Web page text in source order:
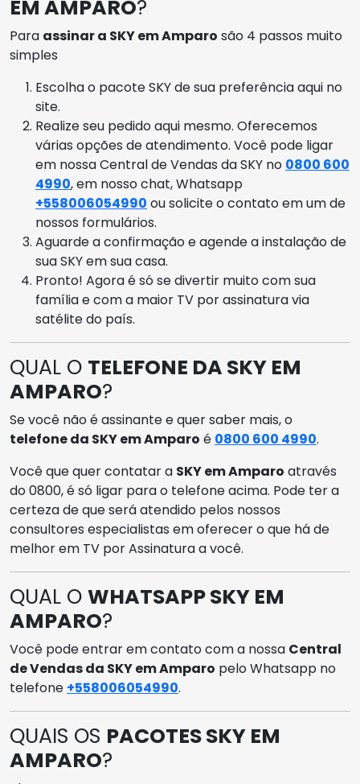
EM AMPARO?
Para assinar a SKY em Amparo são 4 passos muito
simples
Escolha o pacote SKY de sua preferência aqui no
site.
Realize seu pedido aqui mesmo. Oferecemos
várias opções de atendimento. Você pode ligar
em nossa Central de Vendas da SKY no 0800 600
4990, em nosso chat, Whatsapp
+558006054990 ou solicite o contato em um de
nossos formulários.
Aguarde a confirmação e agende a instalação de
sua SKY em sua casa.
Pronto! Agora é só se divertir muito com sua
família e com a maior TV por assinatura via
satélite do país.
QUAL O TELEFONE DA SKY EM
AMPARO?
Se você não é assinante e quer saber mais, o
telefone da SKY em Amparo é 0800 600 4990.
Você que quer contatar a SKY em Amparo através
do 0800, é só ligar para o telefone acima. Pode ter a
certeza de que será atendido pelos nossos
consultores especialistas em oferecer o que há de
melhor em TV por Assinatura a você.
QUAL O WHATSAPP SKY EM
AMPARO?
Você pode entrar em contato com a nossa Central
de Vendas da SKY em Amparo pelo Whatsapp no
telefone +558006054990.
QUAIS OS PACOTES SKY EM
AMPARO?